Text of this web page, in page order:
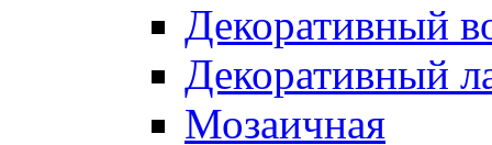
Декоративный
Декоративный
Мозаичная